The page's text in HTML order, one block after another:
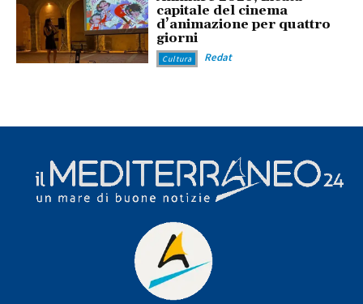
capitale del cinema
d’animazione per quattro
giorni
Cultura Redat